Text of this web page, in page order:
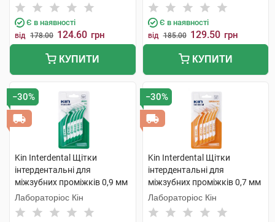
Є в наявності
від 178.00 124.60 грн
КУПИТИ
Є в наявності
від 185.00 129.50 грн
КУПИТИ
−30%
Kin Interdental Щітки
інтердентальні для
міжзубних проміжків 0,9 мм
6 шт
Лабораторіос Кін
−30%
Kin Interdental Щітки
інтердентальні для
міжзубних проміжків 0,7 мм
6 шт
Лабораторіос Кін